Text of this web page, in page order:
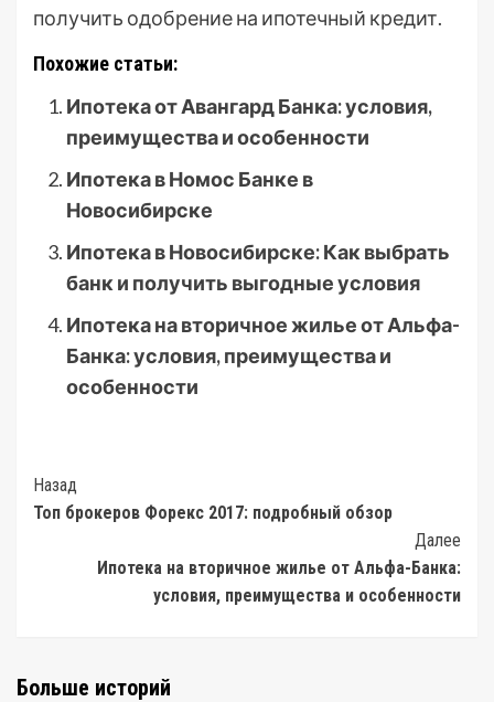
получить одобрение на ипотечный кредит.
Похожие статьи:
Ипотека от Авангард Банка: условия,
преимущества и особенности
Ипотека в Номос Банке в
Новосибирске
Ипотека в Новосибирске: Как выбрать
банк и получить выгодные условия
Ипотека на вторичное жилье от Альфа-
Банка: условия, преимущества и
особенности
Post
Navigation
Назад
Топ брокеров Форекс 2017: подробный обзор
Далее
Ипотека на вторичное жилье от Альфа-Банка:
условия, преимущества и особенности
Больше историй